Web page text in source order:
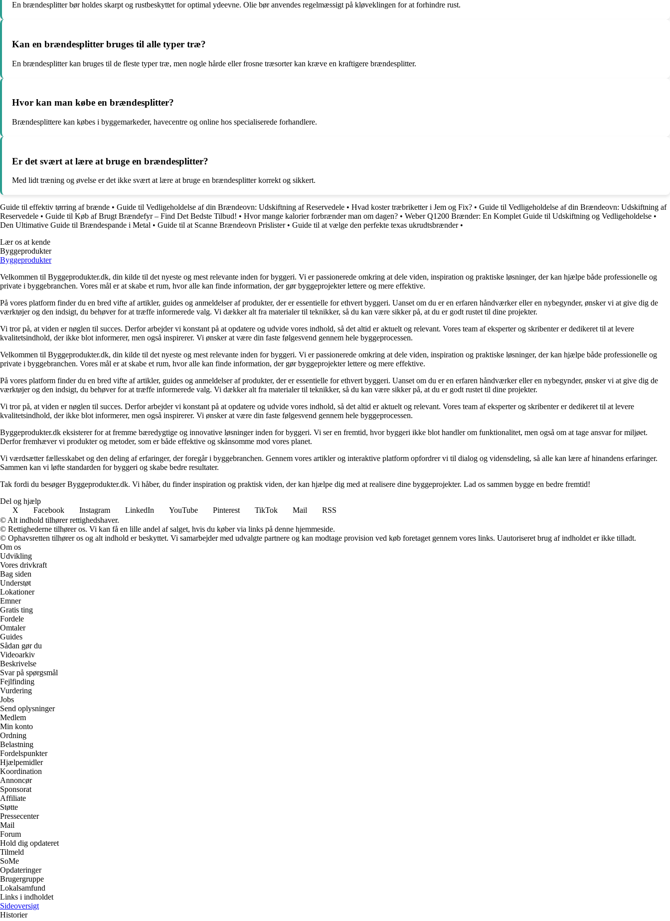
En brændesplitter bør holdes skarpt og rustbeskyttet for optimal ydeevne. Olie bør anvendes regelmæssigt på kløveklingen for at forhindre rust.
Kan en brændesplitter bruges til alle typer træ?
En brændesplitter kan bruges til de fleste typer træ, men nogle hårde eller frosne træsorter kan kræve en kraftigere brændesplitter.
Hvor kan man købe en brændesplitter?
Brændesplittere kan købes i byggemarkeder, havecentre og online hos specialiserede forhandlere.
Er det svært at lære at bruge en brændesplitter?
Med lidt træning og øvelse er det ikke svært at lære at bruge en brændesplitter korrekt og sikkert.
Guide til effektiv tørring af brænde • Guide til Vedligeholdelse af din Brændeovn: Udskiftning af Reservedele • Hvad koster træbriketter i Jem og Fix? • Guide til Vedligeholdelse af din Brændeovn: Udskiftning af
Reservedele • Guide til Køb af Brugt Brændefyr – Find Det Bedste Tilbud! • Hvor mange kalorier forbrænder man om dagen? • Weber Q1200 Brænder: En Komplet Guide til Udskiftning og Vedligeholdelse •
Den Ultimative Guide til Brændespande i Metal • Guide til at Scanne Brændeovn Prislister• Guide til at vælge den perfekte texas ukrudtsbrænder•
Lær os at kende
Byggeprodukter
Byggeprodukter
Velkommen til Byggeprodukter.dk, din kilde til det nyeste og mest relevante inden for byggeri. Vi er passionerede omkring at dele viden, inspiration og praktiske løsninger, der kan hjælpe både professionelle og
private i byggebranchen. Vores mål er at skabe et rum, hvor alle kan finde information, der gør byggeprojekter lettere og mere effektive.
På vores platform finder du en bred vifte af artikler, guides og anmeldelser af produkter, der er essentielle for ethvert byggeri. Uanset om du er en erfaren håndværker eller en nybegynder, ønsker vi at give dig de
værktøjer og den indsigt, du behøver for at træffe informerede valg. Vi dækker alt fra materialer til teknikker, så du kan være sikker på, at du er godt rustet til dine projekter.
Vi tror på, at viden er nøglen til succes. Derfor arbejder vi konstant på at opdatere og udvide vores indhold, så det altid er aktuelt og relevant. Vores team af eksperter og skribenter er dedikeret til at levere
kvalitetsindhold, der ikke blot informerer, men også inspirerer. Vi ønsker at være din faste følgesvend gennem hele byggeprocessen.
Velkommen til Byggeprodukter.dk, din kilde til det nyeste og mest relevante inden for byggeri. Vi er passionerede omkring at dele viden, inspiration og praktiske løsninger, der kan hjælpe både professionelle og
private i byggebranchen. Vores mål er at skabe et rum, hvor alle kan finde information, der gør byggeprojekter lettere og mere effektive.
På vores platform finder du en bred vifte af artikler, guides og anmeldelser af produkter, der er essentielle for ethvert byggeri. Uanset om du er en erfaren håndværker eller en nybegynder, ønsker vi at give dig de
værktøjer og den indsigt, du behøver for at træffe informerede valg. Vi dækker alt fra materialer til teknikker, så du kan være sikker på, at du er godt rustet til dine projekter.
Vi tror på, at viden er nøglen til succes. Derfor arbejder vi konstant på at opdatere og udvide vores indhold, så det altid er aktuelt og relevant. Vores team af eksperter og skribenter er dedikeret til at levere
kvalitetsindhold, der ikke blot informerer, men også inspirerer. Vi ønsker at være din faste følgesvend gennem hele byggeprocessen.
Byggeprodukter.dk eksisterer for at fremme bæredygtige og innovative løsninger inden for byggeri. Vi ser en fremtid, hvor byggeri ikke blot handler om funktionalitet, men også om at tage ansvar for miljøet.
Derfor fremhæver vi produkter og metoder, som er både effektive og skånsomme mod vores planet.
Vi værdsætter fællesskabet og den deling af erfaringer, der foregår i byggebranchen. Gennem vores artikler og interaktive platform opfordrer vi til dialog og vidensdeling, så alle kan lære af hinandens erfaringer.
Sammen kan vi løfte standarden for byggeri og skabe bedre resultater.
Tak fordi du besøger Byggeprodukter.dk. Vi håber, du finder inspiration og praktisk viden, der kan hjælpe dig med at realisere dine byggeprojekter. Lad os sammen bygge en bedre fremtid!
Del og hjælp
X
Facebook Instagram LinkedIn YouTube Pinterest TikTok Mail
RSS
© Alt indhold tilhører rettighedshaver.
© Rettighederne tilhører os. Vi kan få en lille andel af salget, hvis du køber via links på denne hjemmeside.
© Ophavsretten tilhører os og alt indhold er beskyttet. Vi samarbejder med udvalgte partnere og kan modtage provision ved køb foretaget gennem vores links. Uautoriseret brug af indholdet er ikke tilladt.
Om os
Udvikling
Vores drivkraft
Bag siden
Understøt
Lokationer
Emner
Gratis ting
Fordele
Omtaler
Guides
Sådan gør du
Videoarkiv
Beskrivelse
Svar på spørgsmål
Fejlfinding
Vurdering
Jobs
Send oplysninger
Medlem
Min konto
Ordning
Belastning
Fordelspunkter
Hjælpemidler
Koordination
Annoncør
Sponsorat
Affiliate
Støtte
Pressecenter
Mail
Forum
Hold dig opdateret
Tilmeld
SoMe
Opdateringer
Brugergruppe
Lokalsamfund
Links i indholdet
Sideoversigt
Historier